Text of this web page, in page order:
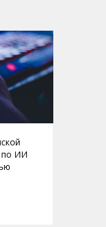
по ИИ